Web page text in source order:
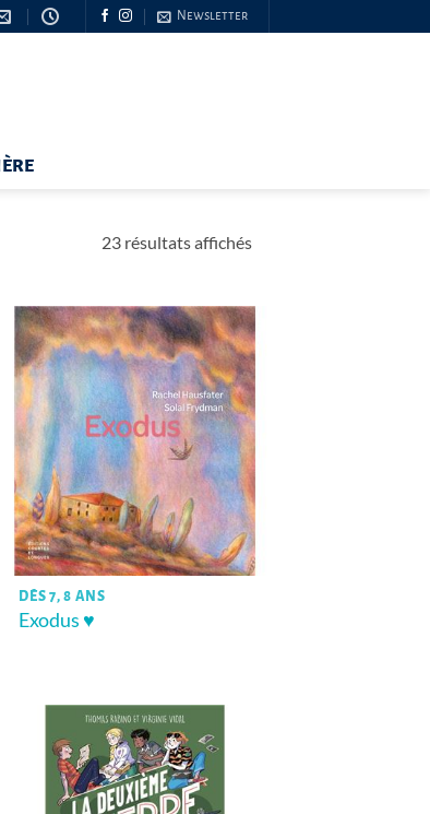
Newsletter
23 résultats affichésTrié
récent
au
plus
ancien
DÈS 7, 8 ANS
Exodus ♥